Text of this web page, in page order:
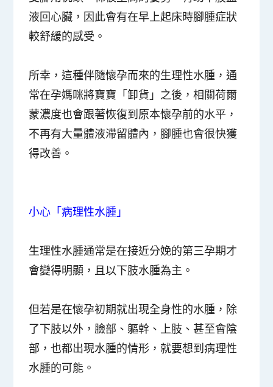
液回心臟，因此會有在早上起床時腳腫症狀
較舒緩的感受。
所幸，這種伴隨懷孕而來的生理性水腫，通
常在孕媽咪將寶寶「卸貨」之後，相關荷爾
蒙濃度也會跟著恢復到原本懷孕前的水平，
不再有大量體液滯留體內，腳腫也會很快獲
得改善。
小心「病理性水腫」
生理性水腫通常是在接近分娩的第三孕期才
會變得明顯，且以下肢水腫為主。
但若是在懷孕初期就出現全身性的水腫，除
了下肢以外，臉部、軀幹、上肢、甚至會陰
部，也都出現水腫的情形，就要想到病理性
水腫的可能 。